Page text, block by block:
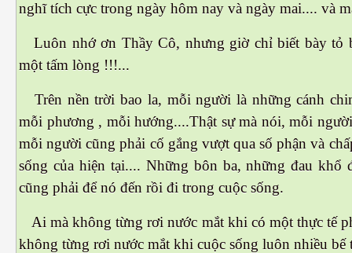
nghĩ tích cực trong ngày hôm nay và ngày mai.... và
Luôn nhớ ơn Thầy Cô, nhưng giờ chỉ biết bày tỏ
một tấm lòng !!!...
Trên nền trời bao la, mỗi người là những cánh
mỗi phương , mỗi hướng....Thật sự mà nói, mỗi
mỗi người cũng phải cố gắng vượt qua số phận và
sống của hiện tại.... Những bôn ba, những đau khổ
cũng phải để nó đến rồi đi trong cuộc sống.
Ai mà không từng rơi nước mắt khi có một thực tế
không từng rơi nước mắt khi cuộc sống luôn nhiều bế